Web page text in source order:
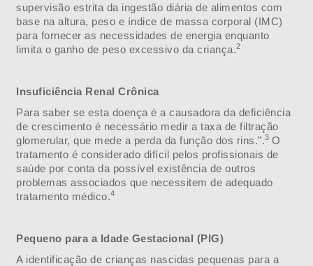
supervisão estrita da ingestão diária de alimentos com
base na altura, peso e índice de massa corporal (IMC)
para fornecer as necessidades de energia enquanto
limita o ganho de peso excessivo da criança.2
Insuficiência Renal Crônica
Para saber se esta doença é a causadora da deficiência
de crescimento é necessário medir a taxa de filtração
glomerular, que mede a perda da função dos rins.”.3 O
tratamento é considerado difícil pelos profissionais de
saúde por conta da possível existência de outros
problemas associados que necessitem de adequado
tratamento médico.4
Pequeno para a Idade Gestacional (PIG)
A identificação de crianças nascidas pequenas para a